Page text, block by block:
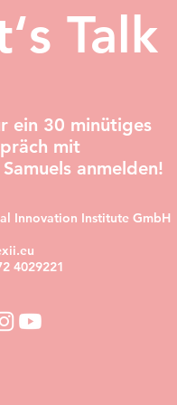
Talk
ein 30 minütiges
mit
anmelden!
Innovation Institute GmbH
4029221